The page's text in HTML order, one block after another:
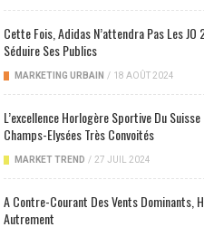
Cette Fois, Adidas N’attendra Pas Les
Séduire Ses Publics
MARKETING URBAIN / 18 AOÛT 2024
L’excellence Horlogère Sportive Du
Champs-Elysées Très Convoités
MARKET TREND / 27 JUIL 2024
A Contre-Courant Des Vents Dominants,
Autrement